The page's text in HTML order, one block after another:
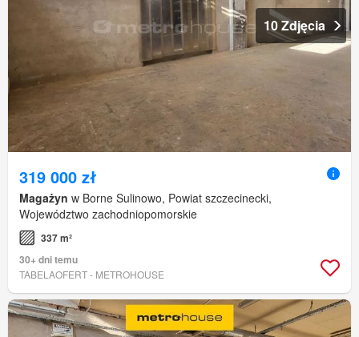
10 Zdjęcia
319 000 zł
Magażyn w Borne Sulinowo, Powiat szczecinecki,
Województwo zachodniopomorskie
337 m²
30+ dni temu
TABELAOFERT - METROHOUSE